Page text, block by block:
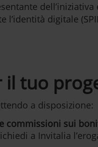
dell’iniziativa
digitale
il tuo
a disposizione:
commissioni sui
a Invitalia